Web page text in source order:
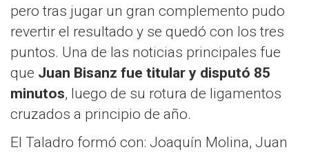
pero tras jugar un gran complemento pudo
revertir el resultado y se quedó con los tres
puntos. Una de las noticias principales fue
que Juan Bisanz fue titular y disputó 85
minutos, luego de su rotura de ligamentos
cruzados a principio de año.
El Taladro formó con: Joaquín Molina, Juan